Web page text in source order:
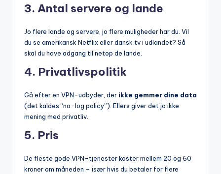
3. Antal servere og lande
Jo flere lande og servere, jo flere muligheder har du. Vil
du se amerikansk Netflix eller dansk tv i udlandet? Så
skal du have adgang til netop de lande.
4. Privatlivspolitik
Gå efter en VPN-udbyder, der ikke gemmer dine data
(det kaldes “no-log policy”). Ellers giver det jo ikke
mening med privatliv.
5. Pris
De fleste gode VPN-tjenester koster mellem 20 og 60
kroner om måneden – især hvis du betaler for flere